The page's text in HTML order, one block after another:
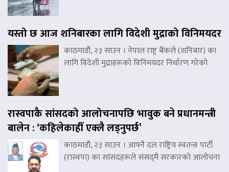
यस्तो छ आज शनिबारका लागि विदेशी मुद्राको विनिमयदर
काठमाडौं, २३ साउन । नेपाल राष्ट्र बैंकले (शनिबार) का
लागि विदेशी मुद्राहरूको विनिमयदर निर्धारण गरेको
रास्वपाकै सांसदको आलोचनापछि भावुक बने प्रधानमन्त्री
बालेन : ‘कहिलेकाहीँ एक्लै लड्नुपर्छ’
काठमाडौं, २३ साउन । आफ्नै दल राष्ट्रिय स्वतन्त्र पार्टी
(रास्वपा) का सांसदहरूले संसद्‌मै सरकारको आलोचना